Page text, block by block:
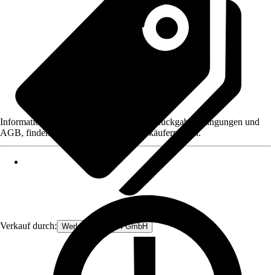
Verkauf durch: Werkzeugstore24 GmbH
Informationen des Verkäufers, wie z. B. Rückgabebedingungen und
AGB, finden Sie bei Klick auf den Verkäufernamen.